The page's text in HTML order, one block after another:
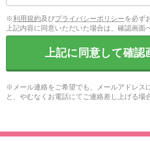
※利用規約及びプライバシーポリシーを必ず
上記内容に同意いただいた場合は、確認画面
上記に同意して確認
※メール連絡をご希望でも、メールアドレス
と、やむなくお電話にてご連絡差し上げる場